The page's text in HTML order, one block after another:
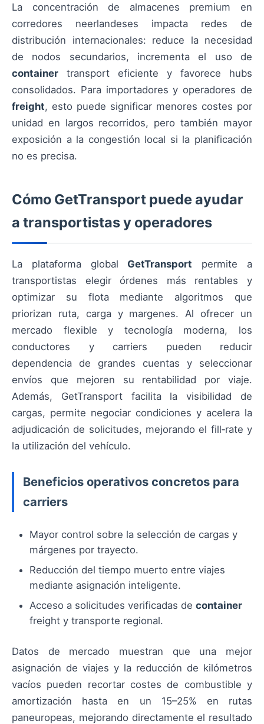
La concentración de almacenes premium en
corredores neerlandeses impacta redes de
distribución internacionales: reduce la necesidad
de nodos secundarios, incrementa el uso de
container transport eficiente y favorece hubs
consolidados. Para importadores y operadores de
freight, esto puede significar menores costes por
unidad en largos recorridos, pero también mayor
exposición a la congestión local si la planificación
no es precisa.
Cómo GetTransport puede ayudar
a transportistas y operadores
La plataforma global GetTransport permite a
transportistas elegir órdenes más rentables y
optimizar su flota mediante algoritmos que
priorizan ruta, carga y margenes. Al ofrecer un
mercado flexible y tecnología moderna, los
conductores y carriers pueden reducir
dependencia de grandes cuentas y seleccionar
envíos que mejoren su rentabilidad por viaje.
Además, GetTransport facilita la visibilidad de
cargas, permite negociar condiciones y acelera la
adjudicación de solicitudes, mejorando el fill‑rate y
la utilización del vehículo.
Beneficios operativos concretos para
carriers
Mayor control sobre la selección de cargas y
márgenes por trayecto.
Reducción del tiempo muerto entre viajes
mediante asignación inteligente.
Acceso a solicitudes verificadas de container
freight y transporte regional.
Datos de mercado muestran que una mejor
asignación de viajes y la reducción de kilómetros
vacíos pueden recortar costes de combustible y
amortización hasta en un 15–25% en rutas
paneuropeas, mejorando directamente el resultado